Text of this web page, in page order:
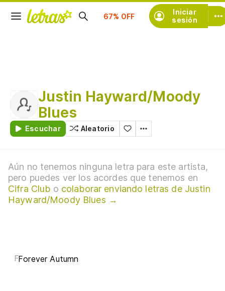
Iniciar
sesión
Suscríbete
Justin Hayward/Moody
Blues
Escuchar Aleatorio
Aún no tenemos ninguna letra para este artista,
pero puedes ver los acordes que tenemos en
Cifra Club o colaborar enviando letras de Justin
Hayward/Moody Blues →
FForever Autumn